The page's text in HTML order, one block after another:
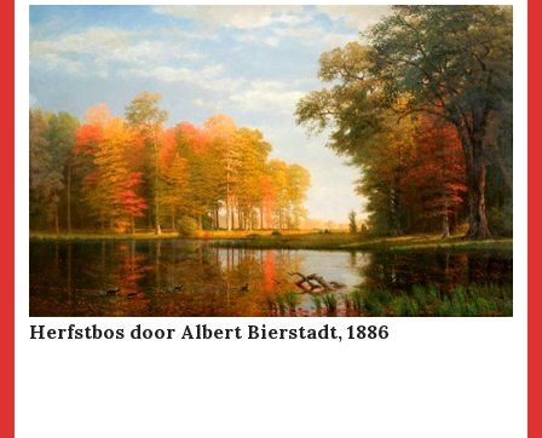
Herfstbos door Albert Bierstadt, 1886